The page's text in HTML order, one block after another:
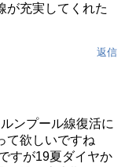
が充実してくれた
返信
ンプール線復活に
て欲しいですね
すが19夏ダイヤか